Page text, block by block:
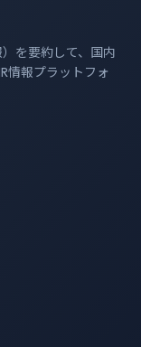
を要約して、国内
情報プラットフォ